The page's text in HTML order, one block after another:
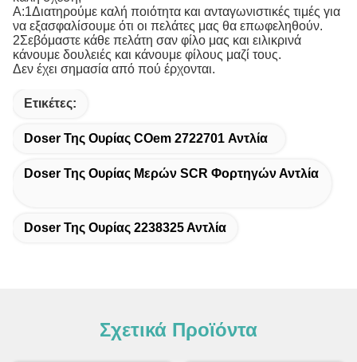
Α:1Διατηρούμε καλή ποιότητα και ανταγωνιστικές τιμές για
να εξασφαλίσουμε ότι οι πελάτες μας θα επωφεληθούν.
2Σεβόμαστε κάθε πελάτη σαν φίλο μας και ειλικρινά
κάνουμε δουλειές και κάνουμε φίλους μαζί τους.
Δεν έχει σημασία από πού έρχονται.
Ετικέτες:
Doser Της Ουρίας COem 2722701 Αντλία
Doser Της Ουρίας Μερών SCR Φορτηγών Αντλία
Doser Της Ουρίας 2238325 Αντλία
Σχετικά Προϊόντα